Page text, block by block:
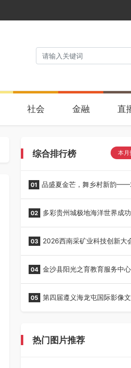
社会 金融 直
综合排行榜 本月
01 品盛夏金芒，舞乡村新韵
02 多彩贵州城极地海洋世界成
03 2026西南采矿业科技创新大
04 金沙县阳光之育教育服务中
05 第四届遵义海龙屯国际影像
热门图片推荐